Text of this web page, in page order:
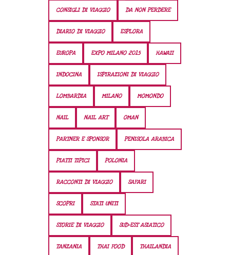
CONSIGLI DI VIAGGIO DA NON PERDERE
DIARIO DI VIAGGIO ESPLORA
EUROPA EXPO MILANO 2015 HAWAII
INDOCINA ISPIRAZIONI DI VIAGGIO
LOMBARDIA MILANO MOMONDO
NAIL NAIL ART OMAN
PARTNER E SPONSOR PENISOLA ARABICA
PIATTI TIPICI POLONIA
RACCONTI DI VIAGGIO SAFARI
SCOPRI STATI UNITI
STORIE DI VIAGGIO SUD-EST ASIATICO
TANZANIA THAI FOOD THAILANDIA